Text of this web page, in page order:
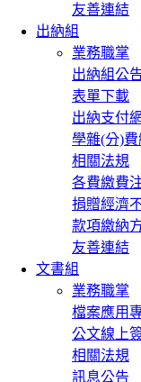
友善連結
出納組
業務職掌
出納組公
表單下載
出納支付
學雜(分)
相關法規
各費繳費
捐贈經濟
款項繳納
友善連結
文書組
業務職掌
檔案應用
公文線上
相關法規
訊息公告